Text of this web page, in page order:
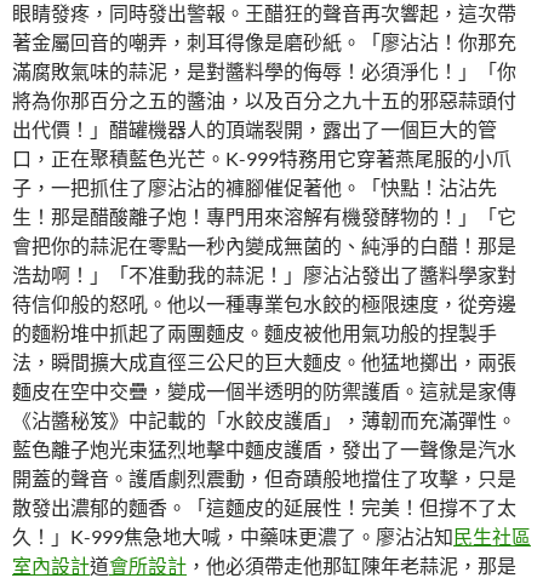
眼睛發疼，同時發出警報。王醋狂的聲音再次響起，這次帶
著金屬回音的嘲弄，刺耳得像是磨砂紙。「廖沾沾！你那充
滿腐敗氣味的蒜泥，是對醬料學的侮辱！必須淨化！」「你
將為你那百分之五的醬油，以及百分之九十五的邪惡蒜頭付
出代價！」醋罐機器人的頂端裂開，露出了一個巨大的管
口，正在聚積藍色光芒。K-999特務用它穿著燕尾服的小爪
子，一把抓住了廖沾沾的褲腳催促著他。「快點！沾沾先
生！那是醋酸離子炮！專門用來溶解有機發酵物的！」「它
會把你的蒜泥在零點一秒內變成無菌的、純淨的白醋！那是
浩劫啊！」「不准動我的蒜泥！」廖沾沾發出了醬料學家對
待信仰般的怒吼。他以一種專業包水餃的極限速度，從旁邊
的麵粉堆中抓起了兩團麵皮。麵皮被他用氣功般的捏製手
法，瞬間擴大成直徑三公尺的巨大麵皮。他猛地擲出，兩張
麵皮在空中交疊，變成一個半透明的防禦護盾。這就是家傳
《沾醬秘笈》中記載的「水餃皮護盾」，薄韌而充滿彈性。
藍色離子炮光束猛烈地擊中麵皮護盾，發出了一聲像是汽水
開蓋的聲音。護盾劇烈震動，但奇蹟般地擋住了攻擊，只是
散發出濃郁的麵香。「這麵皮的延展性！完美！但撐不了太
久！」K-999焦急地大喊，中藥味更濃了。廖沾沾知民生社區
室內設計道會所設計 ，他必須帶走他那缸陳年老蒜泥，那是